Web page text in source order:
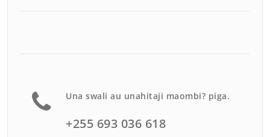
Una swali au unahitaji maombi? piga.
+255 693 036 618